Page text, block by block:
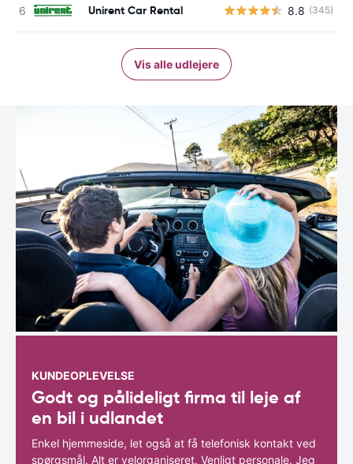
Unirent Car Rental 8.8 (345)
Vis alle udlejere
KUNDEOPLEVELSE
Godt og pålideligt firma til leje af
en bil i udlandet
Enkel hjemmeside, let også at få telefonisk kontakt ved
spørgsmål. Alt er velorganiseret. Venligt personale. Jeg